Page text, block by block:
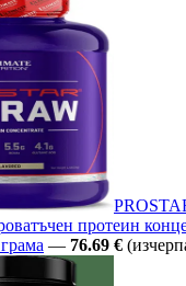
протеин
— 76.69 €